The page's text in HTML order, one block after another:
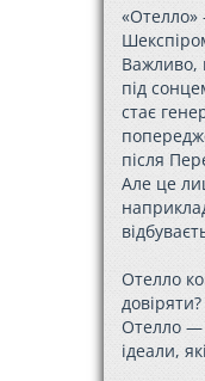
«Отелло»
Важливо,
під
стає
після
Але це
Отелло
Отелло —
ідеали,